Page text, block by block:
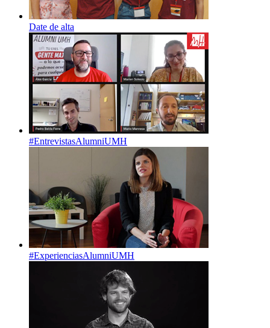
Date de alta
#EntrevistasAlumniUMH
#ExperienciasAlumniUMH